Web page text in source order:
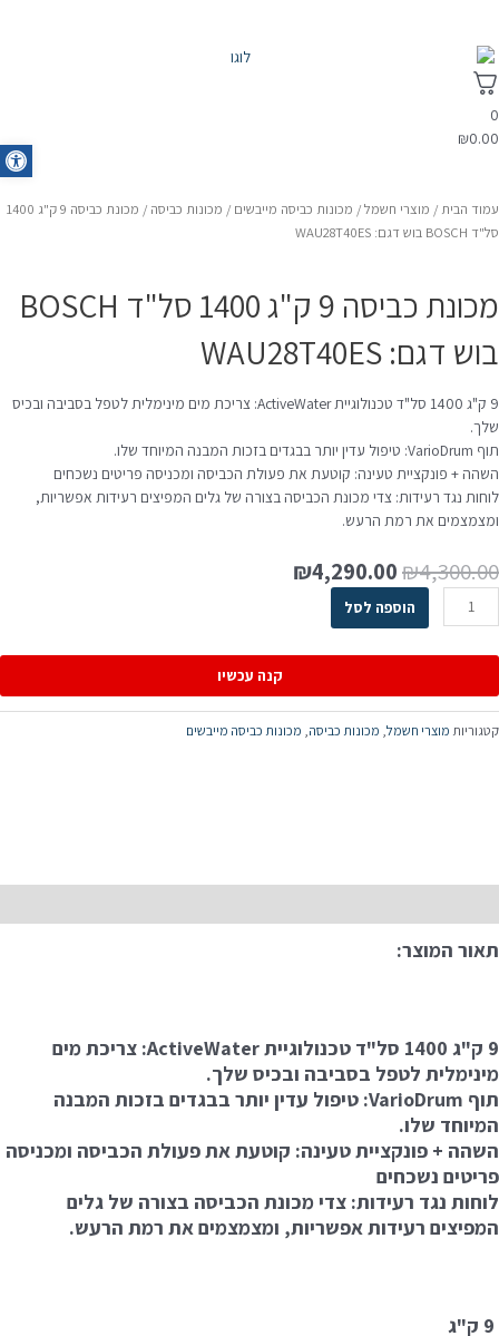
0
₪0.00
עמוד הבית / מוצרי חשמל/ מכונות כביסה מייבשים / מכונות כביסה
/ מכונת כביסה 9 ק"ג 1400
סל"ד BOSCH בוש דגם: WAU28T40ES
מכונת כביסה 9 ק"ג 1400 סל"ד BOSCH
בוש דגם: WAU28T40ES
9 ק"ג 1400 סל"ד טכנולוגיית ActiveWater: צריכת מים מינימלית לטפל בסביבה ובכיס
שלך.
תוף VarioDrum: טיפול עדין יותר בבגדים בזכות המבנה המיוחד שלו.
השהה + פונקציית טעינה: קוטעת את פעולת הכביסה ומכניסה פריטים נשכחים
לוחות נגד רעידות: צדי מכונת הכביסה בצורה של גלים המפיצים רעידות אפשריות,
ומצמצמים את רמת הרעש.
₪4,300.00
₪4,290.00
הוספה לסל
קנה עכשיו
קטגוריות מוצרי חשמל, מכונות כביסה, מכונות כביסה מייבשים
תאור המוצר:
9 ק"ג 1400 סל"ד טכנולוגיית ActiveWater: צריכת מים
מינימלית לטפל בסביבה ובכיס שלך.
תוף VarioDrum: טיפול עדין יותר בבגדים בזכות המבנה
המיוחד שלו.
השהה + פונקציית טעינה: קוטעת את פעולת הכביסה ומכניסה
פריטים נשכחים
לוחות נגד רעידות: צדי מכונת הכביסה בצורה של גלים
המפיצים רעידות אפשריות, ומצמצמים את רמת הרעש.